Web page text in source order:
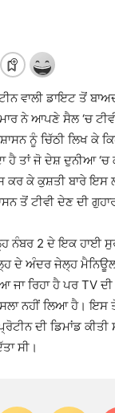
ਵਾਲੀ ਡਾਇਟ ਤੋਂ
ਨੇ ਆਪਣੇ ਸੈਲ ‘ਚ
ਨੂੰ ਚਿੱਠੀ ਲਿਖ ਕੇ
ਹੈ ਤਾਂ ਜੋ ਦੇਸ਼ ਦੁਨੀਆ ‘ਚ
ਕਰ ਕੇ ਕੁਸ਼ਤੀ ਬਾਰੇ
ਤੋਂ ਟੀਵੀ ਦੇਣ ਦੀ
ਨੰਬਰ 2 ਦੇ ਇਕ ਹਾਈ
ਦੇ ਅੰਦਰ ਜੇਲ੍ਹ ਮੈਨਿਊਲ
ਰਿਹਾ ਹੈ ਪਰ TV ਦੀ
ਨਹੀਂ ਲਿਆ ਹੈ। ਇਸ
ਦੀ ਡਿਮਾਂਡ
ਸੀ।